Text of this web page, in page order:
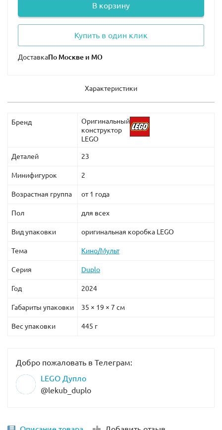
В корзину
Купить в один клик
Доставка
Характеристики
Бренд
Оригинальный
конструктор
LEGO
Деталей 23
Минифигурок 2
Возрастная группа от 1 года
Пол для всех
Вид упаковки оригинальная коробка LEGO
Тема Кино/Мульт
Серия Duplo
Год 2024
Габариты упаковки 35 × 19 × 7 см
Вес упаковки 445 г
Добро пожаловать в Телеграм:
LEGO Дупло
@lekub_duplo